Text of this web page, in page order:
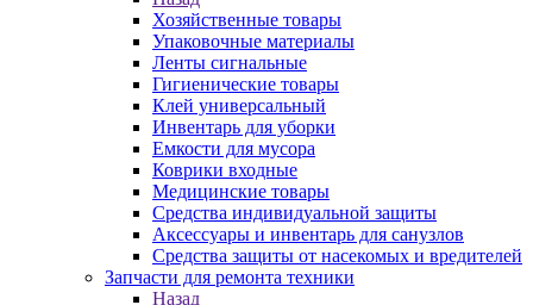
Хозяйственные товары
Упаковочные материалы
Ленты сигнальные
Гигиенические товары
Клей универсальный
Инвентарь для уборки
Емкости для мусора
Коврики входные
Медицинские товары
Средства индивидуальной защиты
Аксессуары и инвентарь для санузлов
Средства защиты от насекомых и вредителей
Запчасти для ремонта техники
Назад